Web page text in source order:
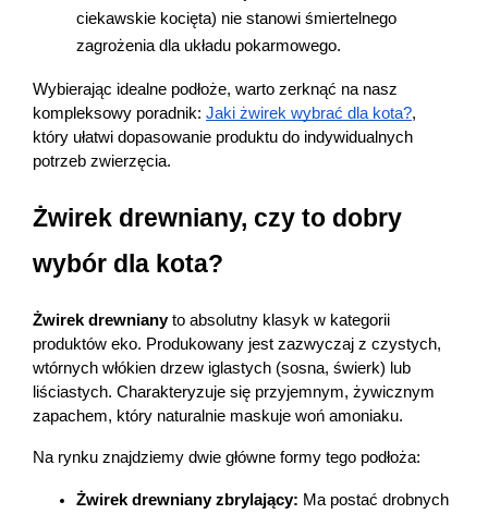
ciekawskie kocięta) nie stanowi śmiertelnego
zagrożenia dla układu pokarmowego.
Wybierając idealne podłoże, warto zerknąć na nasz
kompleksowy poradnik: Jaki żwirek wybrać dla kota?,
który ułatwi dopasowanie produktu do indywidualnych
potrzeb zwierzęcia.
Żwirek drewniany, czy to dobry
wybór dla kota?
Żwirek drewniany to absolutny klasyk w kategorii
produktów eko. Produkowany jest zazwyczaj z czystych,
wtórnych włókien drzew iglastych (sosna, świerk) lub
liściastych. Charakteryzuje się przyjemnym, żywicznym
zapachem, który naturalnie maskuje woń amoniaku.
Na rynku znajdziemy dwie główne formy tego podłoża:
Żwirek drewniany zbrylający: Ma postać drobnych